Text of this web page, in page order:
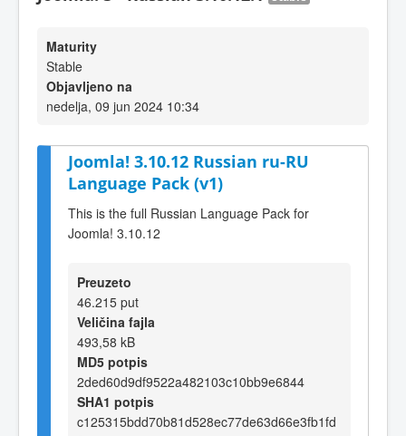
Maturity
Stable
Objavljeno na
nedelja, 09 jun 2024 10:34
Joomla! 3.10.12 Russian ru-RU
Language Pack (v1)
This is the full Russian Language Pack for
Joomla! 3.10.12
Preuzeto
46.215 put
Veličina fajla
493,58 kB
MD5 potpis
2ded60d9df9522a482103c10bb9e6844
SHA1 potpis
c125315bdd70b81d528ec77de63d66e3fb1fd